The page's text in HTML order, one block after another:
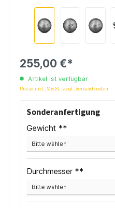
255,00 €*
Artikel ist verfügbar
Preise inkl. MwSt. zzgl. Versandkosten
Sonderanfertigung
Gewicht **
Durchmesser **